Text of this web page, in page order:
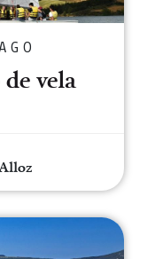
vela
en el Embalse de Alloz